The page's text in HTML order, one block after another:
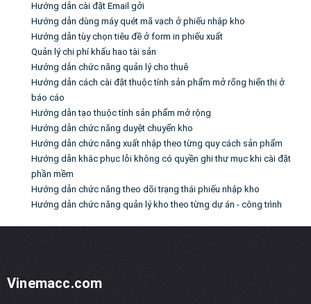
Hướng dẫn cài đặt Email gởi
Hướng dẫn dùng máy quét mã vạch ở phiếu nhập kho
Hướng dẫn tùy chọn tiêu đề ở form in phiếu xuất
Quản lý chi phí khấu hao tài sản
Hướng dẫn chức năng quản lý cho thuê
Hướng dẫn cách cài đặt thuộc tính sản phẩm mở rổng hiển thị ở
báo cáo
Hướng dẫn tạo thuộc tính sản phẩm mở rộng
Hướng dẫn chức năng duyệt chuyển kho
Hướng dẫn chức năng xuất nhập theo từng quy cách sản phẩm
Hướng dẫn khắc phục lỗi không có quyền ghi thư mục khi cài đặt
phần mềm
Hướng dẫn chức năng theo dõi trạng thái phiếu nhập kho
Hướng dẫn chức năng quản lý kho theo từng dự án - công trình
Vinemacc.com